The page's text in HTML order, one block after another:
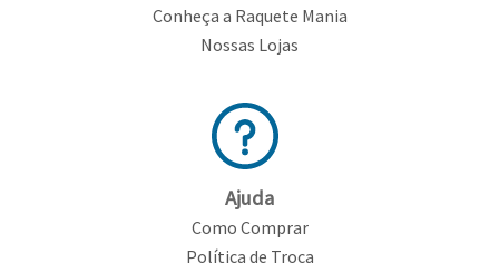
Conheça a Raquete Mania
Nossas Lojas
Ajuda
Como Comprar
Política de Troca